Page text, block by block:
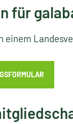
für
einem